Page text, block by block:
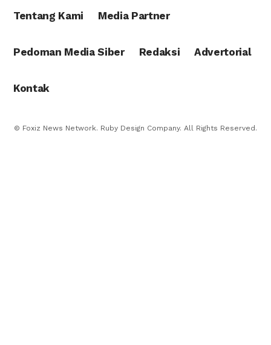
Tentang Kami Media Partner
Pedoman Media Siber Redaksi Advertorial
Kontak
© Foxiz News Network. Ruby Design Company. All Rights Reserved.